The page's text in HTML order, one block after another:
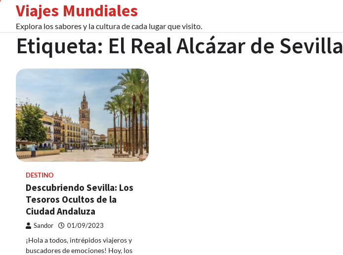
content
Viajes Mundiales
Explora los sabores y la cultura de cada lugar que visito.
Etiqueta: El Real Alcázar de Sevilla
DESTINO
Descubriendo Sevilla: Los
Tesoros Ocultos de la
Ciudad Andaluza
Sandor 01/09/2023
¡Hola a todos, intrépidos viajeros y
buscadores de emociones! Hoy, los